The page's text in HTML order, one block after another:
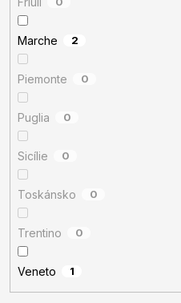
Marche 2
Piemonte 0
Puglia 0
Sicílie 0
Toskánsko 0
Trentino 0
Veneto 1